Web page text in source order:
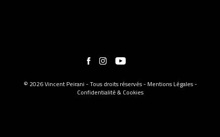
© 2026 Vincent Peirani - Tous droits réservés - Mentions Légales-
Confidentialité & Cookies